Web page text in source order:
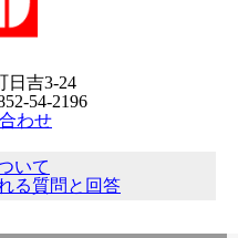
日吉3-24
54-2196
わせ
いて
る質問と回答